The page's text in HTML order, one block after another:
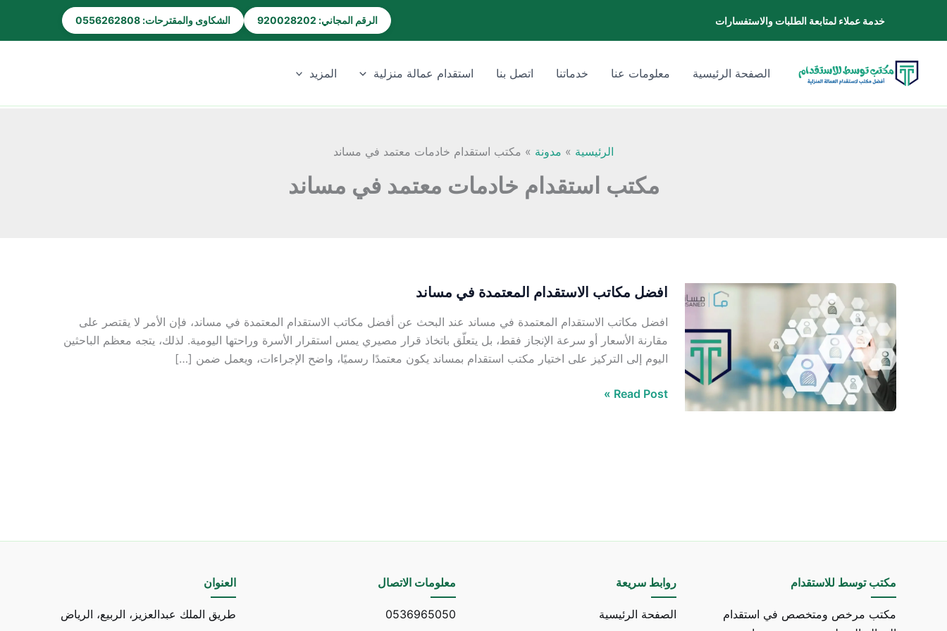
خدمة عملاء لمتابعة الطلبات والاستفسارات الرقم المجاني: 920028202 الشكاوى والمقترحات: 0556262808
المحتوى
الصفحة الرئيسية
معلومات عنا خدماتنا اتصل بنا استقدام عمالة منزلية المزيد
الرئيسية مدونة مكتب استقدام خادمات معتمد في مساند
مكتب استقدام خادمات معتمد في مساند
افضل مكاتب الاستقدام المعتمدة في مساند
افضل مكاتب الاستقدام المعتمدة في مساند عند البحث عن أفضل مكاتب الاستقدام المعتمدة في مساند، فإن الأمر لا يقتصر على
مقارنة الأسعار أو سرعة الإنجاز فقط، بل يتعلّق باتخاذ قرار مصيري يمس استقرار الأسرة وراحتها اليومية. لذلك، يتجه معظم الباحثين
اليوم إلى التركيز على اختيار مكتب استقدام بمساند يكون معتمدًا رسميًا، واضح الإجراءات، ويعمل ضمن […]
افضل
الاستقدام
المعتمدة
في
Read Post »
مكتب توسط للاستقدام
مكتب مرخص ومتخصص في استقدام
روابط سريعة
الصفحة الرئيسية
معلومات الاتصال
0536965050
العنوان
طريق الملك عبدالعزيز، الربيع، الرياض